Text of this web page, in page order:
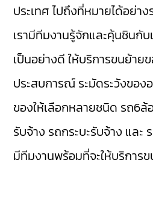
ประเทศ ไปถึงที่หมายได้อย่าง
เรามีทีมงานรู้จักและคุ้นชินกั
เป็นอย่างดี ให้บริการขนย้าย
ประสบการณ์ ระมัดระวังของ
ของให้เลือกหลายชนิด รถ6
รับจ้าง รถกระบะรับจ้าง และ
มีทีมงานพร้อมที่จะให้บริการ